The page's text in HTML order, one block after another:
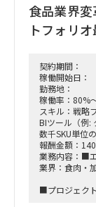
への翻訳など
■稼働開始日
■働き方/勤務
■募集人数：3
■面談回数：2
食品業界
トフォリ
契約期間：
稼働開始日：
勤務地：
稼働率：80%
スキル：戦略
BIツール（例:
数千SKU単位
報酬金額：
業務内容：■
業界：食肉・
■プロジェク